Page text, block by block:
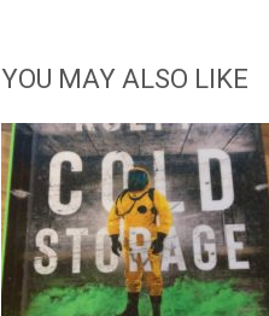
YOU MAY ALSO LIKE